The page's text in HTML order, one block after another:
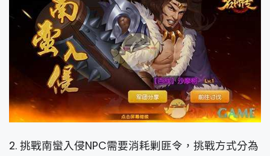
2. 挑戰南蠻入侵NPC需要消耗剿匪令，挑戰方式分為